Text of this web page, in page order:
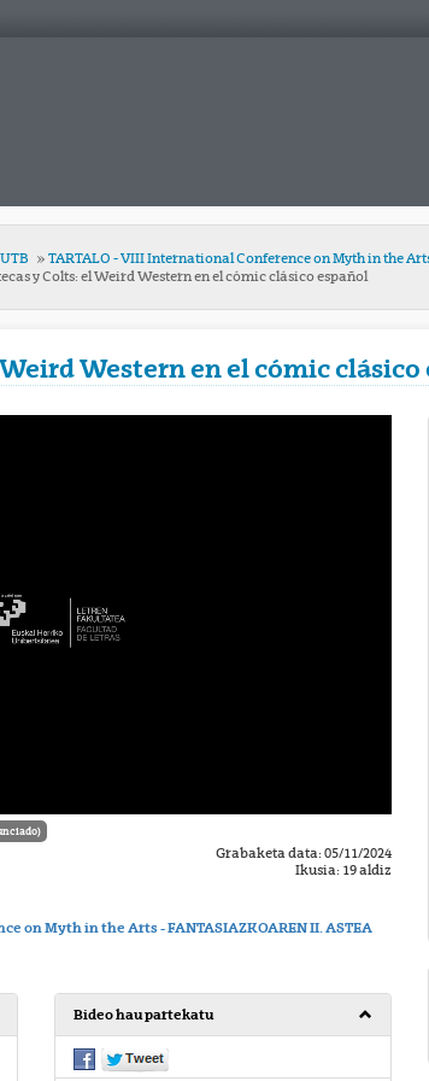
TARTALO - VIII International Conference on Myth in the
y Colts: el Weird Western en el cómic clásico español
Western en el cómic clásico
Grabaketa data: 05/11/2024
Ikusia: 19 aldiz
on Myth in the Arts - FANTASIAZKOAREN II. ASTEA
Bideo hau partekatu